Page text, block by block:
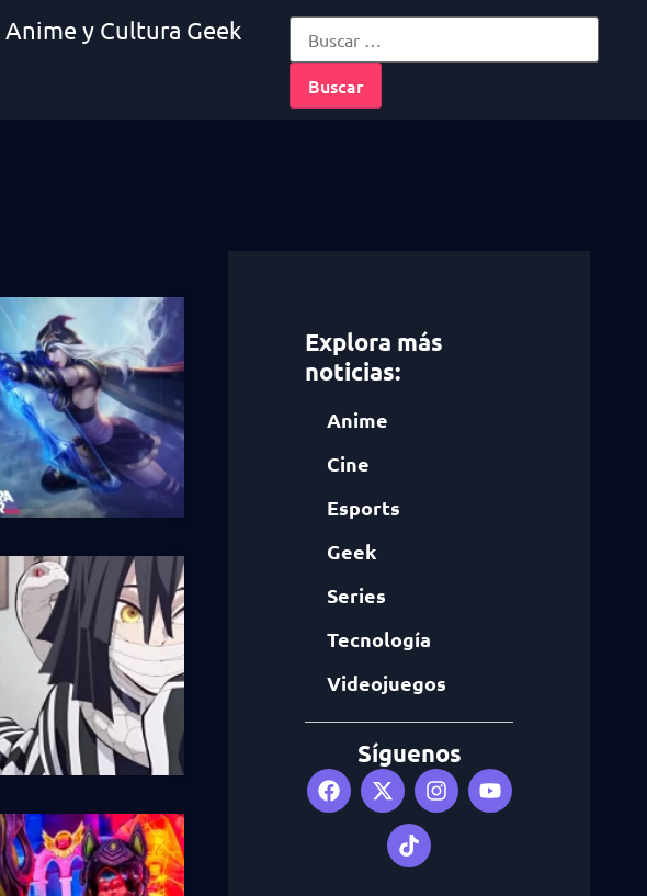
y Cultura Geek
Explora más
noticias:
Anime
Cine
Esports
Geek
Series
Tecnología
Videojuegos
Síguenos